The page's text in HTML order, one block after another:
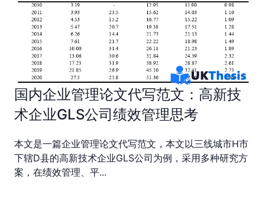
国内企业管理论文代写范文：高新技
术企业GLS公司绩效管理思考
本文是一篇企业管理论文代写范文，本文以三线城市H市
下辖D县的高新技术企业GLS公司为例，采用多种研究方
案，在绩效管理、平...